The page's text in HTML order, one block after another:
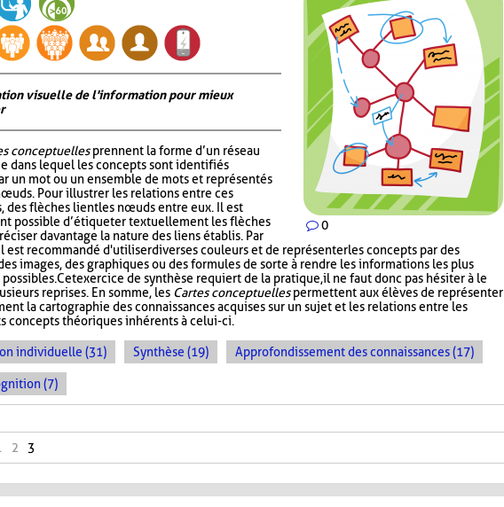
0
visuelle de l'information pour mieux
conceptuellesprennent la forme d’un réseau
dans lequel les concepts sont identifiés
un mot ou un ensemble de mots et représentés
Pour illustrer les relations entre ces
des flèches lient les nœuds entre eux. Il est
possible d’étiqueter textuellement les flèches
davantage la nature des liens établis. Par
est recommandé d'utiliser diverses couleurs et de représenter les concepts par des
images, des graphiques ou des formules de sorte à rendre les informations les plus
Cet exercice de synthèse requiert de la pratique, il ne faut donc pas hésiter à le
reprises. En somme, les Cartes conceptuellespermettent aux élèves de représenter
la cartographie des connaissances acquises sur un sujet et les relations entre les
concepts théoriques inhérents à celui-ci.
individuelle (31) Synthèse (19) Approfondissement des connaissances (17)
(7)
2 3